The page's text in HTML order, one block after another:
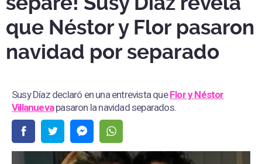
que Néstor y Flor pasaron
navidad por separado
Susy Díaz declaró en una entrevista queFlor y Néstor
Villanuevapasaron la navidad separados.